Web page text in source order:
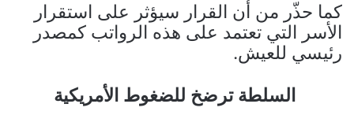
كما حذّر من أن القرار سيؤثر على استقرار
الأسر التي تعتمد على هذه الرواتب كمصدر
رئيسي للعيش.
السلطة ترضخ للضغوط الأمريكية